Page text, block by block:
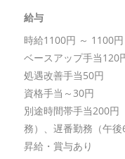
給与
時給1100円 ～ 1100円
ベースアップ手当120
処遇改善手当50円
資格手当～30円
別途時間帯手当200
務）、遅番勤務（午
昇給・賞与あり